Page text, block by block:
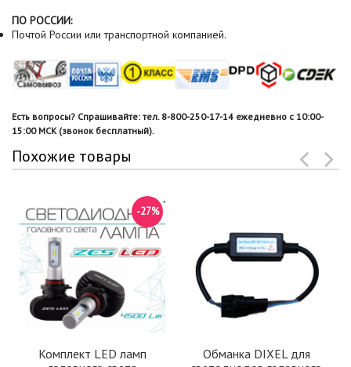
ПО РОССИИ:
Почтой России или транспортной компанией.
Есть вопросы? Спрашивайте: тел. 8-800-250-17-14 ежедневно с 10:00-
15:00 МСК (звонок бесплатный).
Похожие товары
Комплект LED ламп
-27%
Обманка DIXEL для